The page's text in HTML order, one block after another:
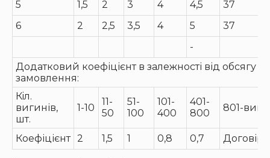
5
1,5 2 3 4 4,5
37
6
2 2,5 3,5 4 5
37
-
Додатковий коефіцієнт в залежності від обсягу
замовлення:
Кiл.
вигинів,
шт.
1-10
11-
50
51-
100
101-
400
401-
800
801-
Коефіцієнт 2 1,5 1 0,8 0,7